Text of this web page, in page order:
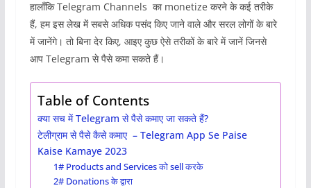
हालाँकि Telegram Channels का monetize करने के कई तरीके
हैं, हम इस लेख में सबसे अधिक पसंद किए जाने वाले और सरल लोगों के बारे
में जानेंगे। तो बिना देर किए, आइए कुछ ऐसे तरीकों के बारे में जानें जिनसे
आप Telegram से पैसे कमा सकते हैं।
Table of Contents
क्या सच में Telegram से पैसे कमाए जा सकते हैं?
टेलीग्राम से पैसे कैसे कमाए – Telegram App Se Paise
Kaise Kamaye 2023
1# Products and Services को sell करके
2# Donations के द्वारा